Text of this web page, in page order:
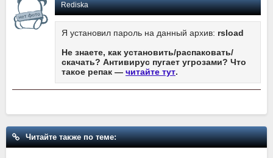
Rediska
Я установил пароль на данный архив: rsload
Не знаете, как установить/распаковать/
скачать? Антивирус пугает угрозами? Что
такое репак — читайте тут.
Читайте также по теме: